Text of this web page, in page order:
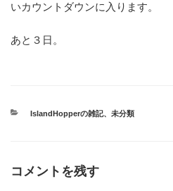
いカウントダウンに入ります。
あと３日。
カIslandHopperの雑記、 未分類
コメントを残す